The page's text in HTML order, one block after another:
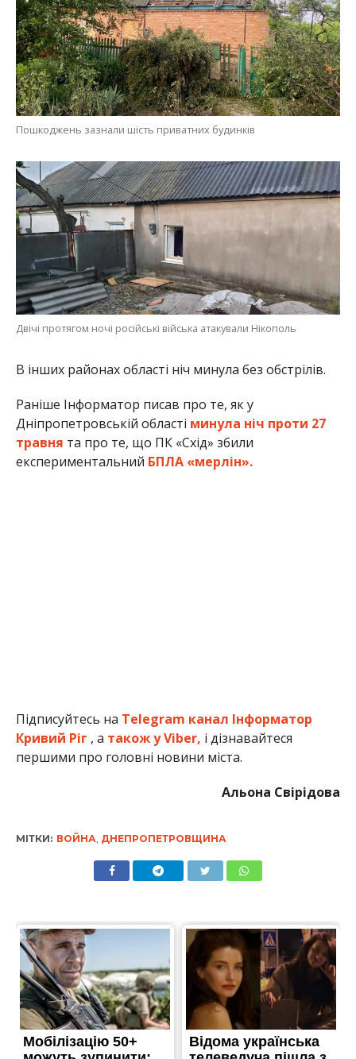
Пошкоджень зазнали шість приватних будинків
Двічі протягом ночі російські війська атакували Нікополь
В інших районах області ніч минула без обстрілів.
Раніше Інформатор писав про те, як у
Дніпропетровській області минула ніч проти 27
травня та про те, що ПК «Схід» збили
експериментальний БПЛА «мерлін».
Підписуйтесь на Telegram канал Інформатор
Кривий Ріг , а також у Viber, і дізнавайтеся
першими про головні новини міста.
Альона Свірідова
МІТКИ: ВОЙНА, ДНЕПРОПЕТРОВЩИНА